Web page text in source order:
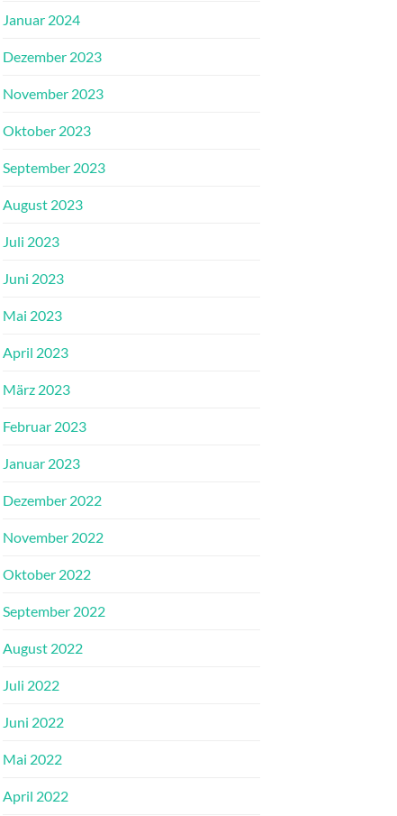
Januar 2024
Dezember 2023
November 2023
Oktober 2023
September 2023
August 2023
Juli 2023
Juni 2023
Mai 2023
April 2023
März 2023
Februar 2023
Januar 2023
Dezember 2022
November 2022
Oktober 2022
September 2022
August 2022
Juli 2022
Juni 2022
Mai 2022
April 2022